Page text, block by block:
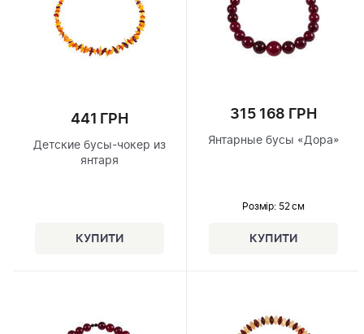
441 ГРН
Детские бусы-чокер из
янтаря
315 168 ГРН
Янтарные бусы «Дора»
Розмір: 52 см